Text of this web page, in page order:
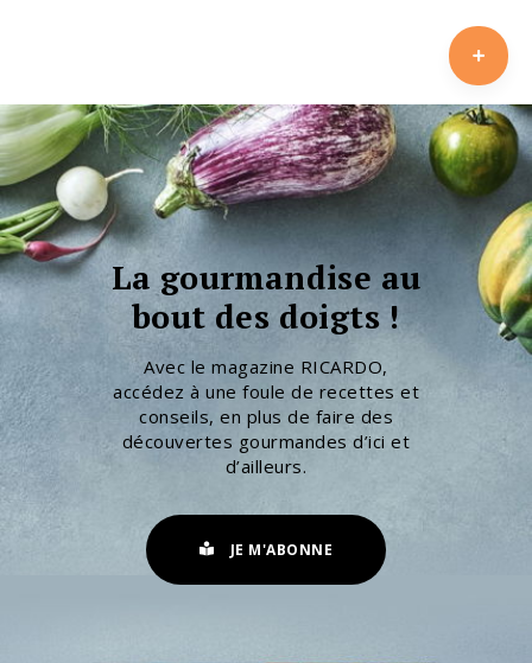
La gourmandise au
bout des doigts !
Avec le magazine RICARDO,
accédez à une foule de recettes et
conseils, en plus de faire des
découvertes gourmandes d’ici et
d’ailleurs.
JE M'ABONNE